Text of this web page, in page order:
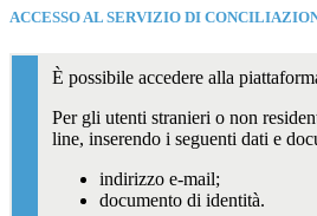
ACCESSO AL SERVIZIO DI
È possibile accedere alla
Per gli utenti stranieri o non
line, inserendo i seguenti dati e
indirizzo e-mail;
documento di identità.